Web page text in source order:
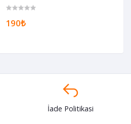
190₺
İade Politikasi